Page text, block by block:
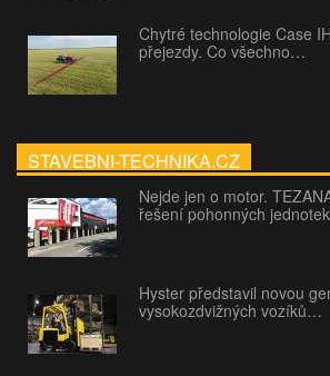
Chytré technologie Case
přejezdy. Co všechno…
STAVEBNI-TECHNIKA.CZ
Nejde jen o motor.
řešení pohonných jednotek
Hyster představil novou
vysokozdvižných vozíků…